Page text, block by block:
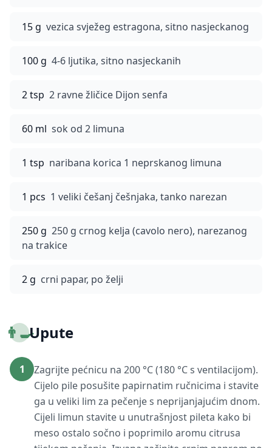
15 g vezica svježeg estragona, sitno nasjeckanog
100 g 4-6 ljutika, sitno nasjeckanih
2 tsp 2 ravne žličice Dijon senfa
60 ml sok od 2 limuna
1 tsp naribana korica 1 neprskanog limuna
1 pcs 1 veliki češanj češnjaka, tanko narezan
250 g 250 g crnog kelja (cavolo nero), narezanog
na trakice
2 g crni papar, po želji
👨‍🍳Upute
1
Zagrijte pećnicu na 200 °C (180 °C s ventilacijom).
Cijelo pile posušite papirnatim ručnicima i stavite
ga u veliki lim za pečenje s neprijanjajućim dnom.
Cijeli limun stavite u unutrašnjost pileta kako bi
meso ostalo sočno i poprimilo aromu citrusa